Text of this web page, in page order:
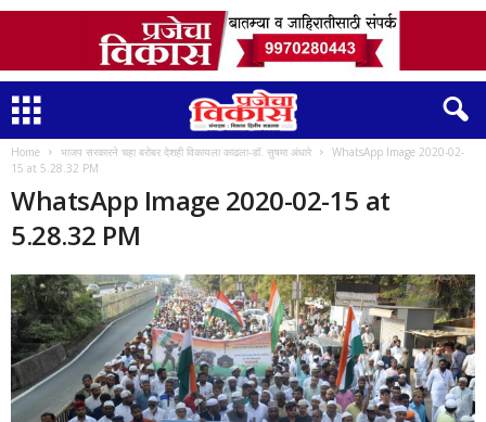
Home भाजप सरकारने चहा बरोबर देशही विकायला काढला-डॉ. सुषमा अंधारे
WhatsApp Image 2020-02-
15 at 5.28.32 PM
WhatsApp Image 2020-02-15 at
5.28.32 PM